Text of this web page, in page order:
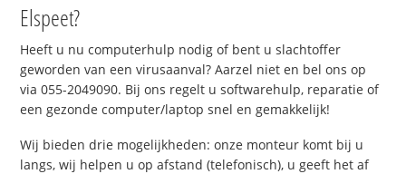
Elspeet?
Heeft u nu computerhulp nodig of bent u slachtoffer
geworden van een virusaanval? Aarzel niet en bel ons op
via 055-2049090. Bij ons regelt u softwarehulp, reparatie of
een gezonde computer/laptop snel en gemakkelijk!
Wij bieden drie mogelijkheden: onze monteur komt bij u
langs, wij helpen u op afstand (telefonisch), u geeft het af